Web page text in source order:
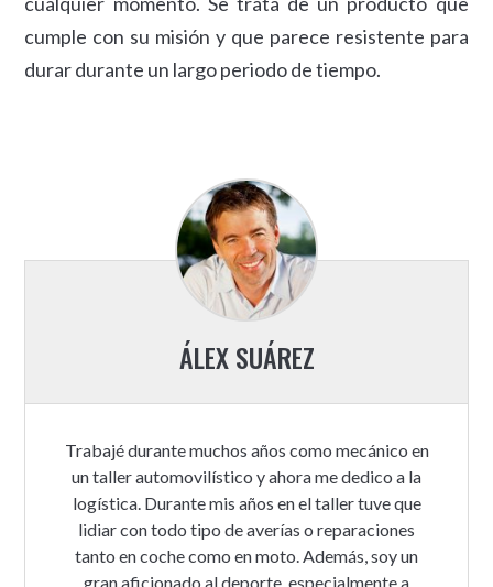
cumple con su misión y que parece resistente para
durar durante un largo periodo de tiempo.
ÁLEX SUÁREZ
Trabajé durante muchos años como mecánico en
un taller automovilístico y ahora me dedico a la
logística. Durante mis años en el taller tuve que
lidiar con todo tipo de averías o reparaciones
tanto en coche como en moto. Además, soy un
gran aficionado al deporte, especialmente a